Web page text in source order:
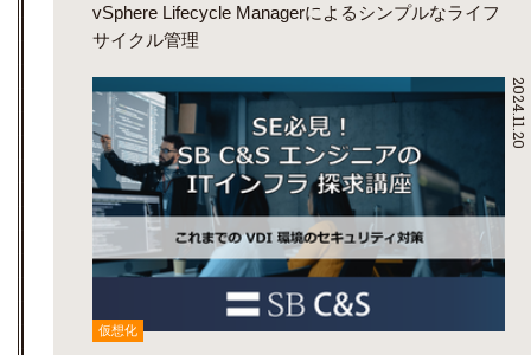
vSphere Lifecycle Managerによるシンプルなライフ
サイクル管理
2024.11.20
仮想化